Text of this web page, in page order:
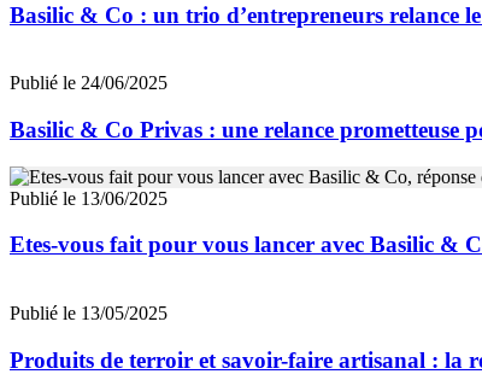
Basilic & Co : un trio d’entrepreneurs relance
Publié le 24/06/2025
Basilic & Co Privas : une relance prometteuse
Publié le 13/06/2025
Etes-vous fait pour vous lancer avec Basilic &
Publié le 13/05/2025
Produits de terroir et savoir-faire artisanal : la